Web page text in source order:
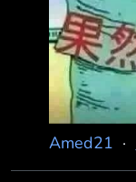
Amed21 ·